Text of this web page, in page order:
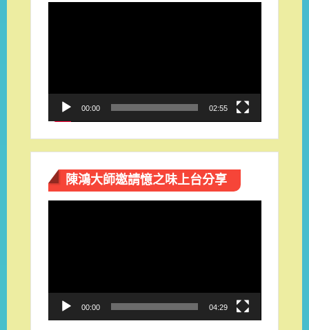
00:00 02:55
陳鴻大師邀請憶之味上台分享
00:00 04:29